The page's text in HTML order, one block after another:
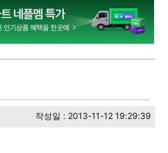
작성일 : 2013-11-12 19:29:39